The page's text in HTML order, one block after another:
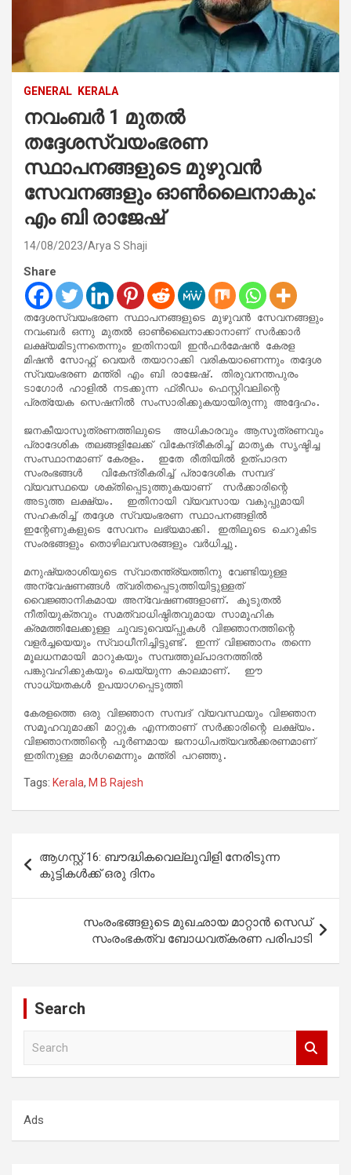
GENERAL KERALA
നവംബർ 1 മുതൽ
തദ്ദേശസ്വയംഭരണ
സ്ഥാപനങ്ങളുടെ മുഴുവൻ
സേവനങ്ങളും ഓൺലൈനാകും:
എം ബി രാജേഷ്
14/08/2023 Arya S Shaji
Share
തദ്ദേശസ്വയംഭരണ സ്ഥാപനങ്ങളുടെ മുഴുവൻ സേവനങ്ങളും
നവംബർ ഒന്നു മുതൽ ഓൺലൈനാക്കാനാണ് സർക്കാർ
ലക്ഷ്യമിടുന്നതെന്നും ഇതിനായി ഇൻഫർമേഷൻ കേരള
മിഷൻ സോഫ്റ്റ് വെയർ തയാറാക്കി വരികയാണെന്നും തദ്ദേശ
സ്വയംഭരണ മന്ത്രി എം ബി രാജേഷ്. തിരുവനന്തപുരം
ടാഗോർ ഹാളിൽ നടക്കുന്ന ഫ്രീഡം ഫെസ്റ്റിവലിന്റെ
പ്രത്യേക സെഷനിൽ സംസാരിക്കുകയായിരുന്നു അദ്ദേഹം.
ജനകീയാസൂത്രണത്തിലുടെ  അധികാരവും ആസൂത്രണവും
പ്രാദേശിക തലങ്ങളിലേക്ക് വികേന്ദ്രീകരിച്ച് മാതൃക സൃഷ്ടിച്ച
സംസ്ഥാനമാണ് കേരളം.  ഇതേ രീതിയിൽ ഉത്പാദന
സംരംഭങ്ങൾ   വികേന്ദ്രീകരിച്ച് പ്രാദേശിക സമ്പദ്
വ്യവസ്ഥയെ ശക്തിപ്പെടുത്തുകയാണ്  സർക്കാരിന്റെ
അടുത്ത ലക്ഷ്യം.  ഇതിനായി വ്യവസായ വകുപ്പുമായി
സഹകരിച്ച് തദ്ദേശ സ്വയംഭരണ സ്ഥാപനങ്ങളിൽ
ഇന്റേണുകളുടെ സേവനം ലഭ്യമാക്കി. ഇതിലൂടെ ചെറുകിട
സംരഭങ്ങളും തൊഴിലവസരങ്ങളും വർധിച്ചു.
മനുഷ്യരാശിയുടെ സ്വാതന്ത്ര്യത്തിനു വേണ്ടിയുള്ള
അന്വേഷണങ്ങൾ ത്വരിതപ്പെടുത്തിയിട്ടുള്ളത്
വൈജ്ഞാനികമായ അന്വേഷണങ്ങളാണ്. കൂടുതൽ
നീതിയുക്തവും സമത്വാധിഷ്ഠിതവുമായ സാമൂഹിക
ക്രമത്തിലേക്കുള്ള ചുവടുവെയ്പ്പുകൾ വിജ്ഞാനത്തിന്റെ
വളർച്ചയെയും സ്വാധീനിച്ചിട്ടുണ്ട്. ഇന്ന് വിജ്ഞാനം തന്നെ
മൂലധനമായി മാറുകയും സമ്പത്തുല്പാദനത്തിൽ
പങ്കുവഹിക്കുകയും ചെയ്യുന്ന കാലമാണ്.  ഈ
സാധ്യതകൾ ഉപയാഗപ്പെടുത്തി
കേരളത്തെ ഒരു വിജ്ഞാന സമ്പദ് വ്യവസ്ഥയും വിജ്ഞാന
സമൂഹവുമാക്കി മാറ്റുക എന്നതാണ് സർക്കാരിന്റെ ലക്ഷ്യം.
വിജ്ഞാനത്തിന്റെ പൂർണമായ ജനാധിപത്യവൽക്കരണമാണ്
ഇതിനുള്ള മാർഗമെന്നും മന്ത്രി പറഞ്ഞു.
Tags: Kerala, M B Rajesh
navigation
ആഗസ്റ്റ് 16: ബൗദ്ധികവെല്ലുവിളി നേരിടുന്ന
കുട്ടികൾക്ക് ഒരു ദിനം
സംരംഭങ്ങളുടെ മുഖഛായ മാറ്റാന്‍ സെഡ്
സംരംഭകത്വ ബോധവത്കരണ പരിപാടി
Search
h
Ads